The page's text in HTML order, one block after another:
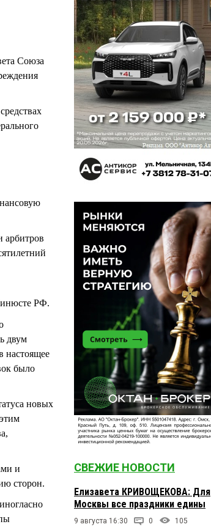
Союза
арбитров
РФ.
двум
настоящее
было
новых
и
сторон.
СВЕЖИЕ НОВОСТИ
Елизавета КРИВОЩЕКОВА: Для
Москвы все праздники едины
9 августа 16:30 0 105